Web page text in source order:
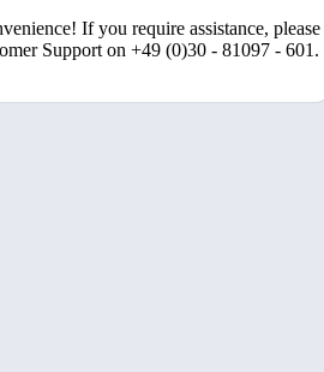
If you require assistance, please
Support on +49 (0)30 - 81097 - 601.